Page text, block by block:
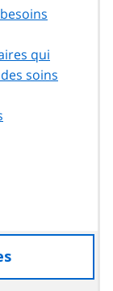
qui
soins
à